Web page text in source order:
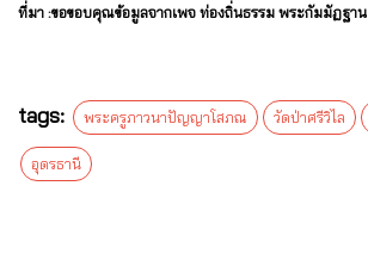
ที่มา :ขอขอบคุณข้อมูลจากเพจ ท่องถิ่นธรรม พระกัมมัฏฐาน
tags: พระครูภาวนาปัญญาโสภณ วัดป่าศรีวิไล
อุดรธานี